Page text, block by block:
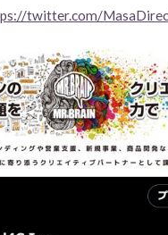
twitter.com/